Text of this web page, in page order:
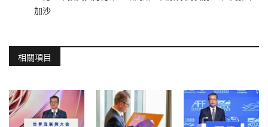
加沙
相關項目